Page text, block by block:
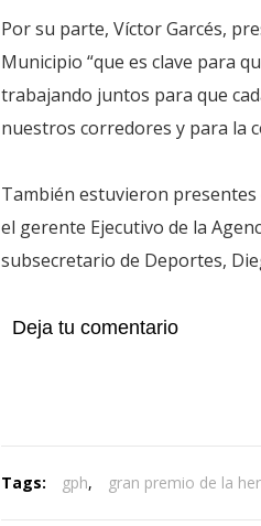
Por su parte, Víctor Garcés,
Municipio “que es clave para
trabajando juntos para que
nuestros corredores y para la
También estuvieron presentes
el gerente Ejecutivo de la
subsecretario de Deportes,
Deja tu comentario
Tags: gph, gran premio de la